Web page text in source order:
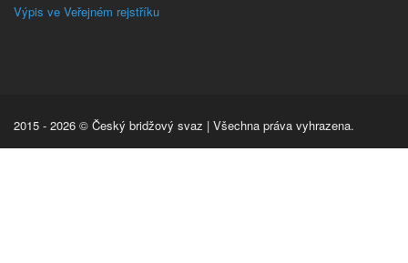
Výpis ve Veřejném rejstříku
2015 - 2026 © Český bridžový svaz | Všechna práva vyhrazena.